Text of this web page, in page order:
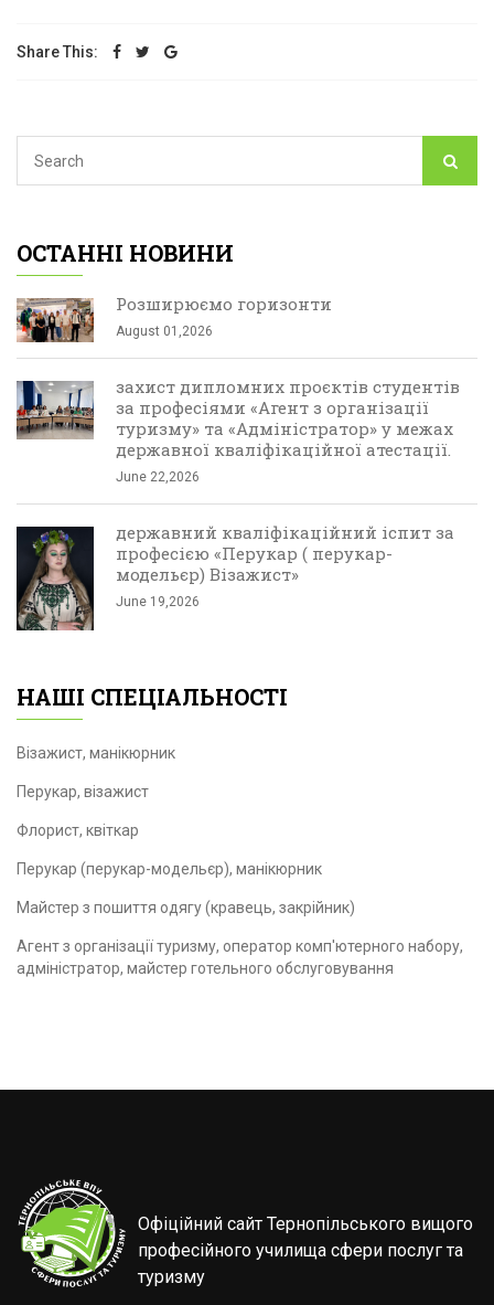
Share This:
ОСТАННІ НОВИНИ
Розширюємо горизонти
August 01,2026
захист дипломних проєктів студентів
за професіями «Агент з організації
туризму» та «Адміністратор» у межах
державної кваліфікаційної атестації.
June 22,2026
державний кваліфікаційний іспит за
професією «Перукар ( перукар-
модельєр) Візажист»
June 19,2026
НАШІ СПЕЦІАЛЬНОСТІ
Візажист, манікюрник
Перукар, візажист
Флорист, квіткар
Перукар (перукар-модельєр), манікюрник
Майстер з пошиття одягу (кравець, закрійник)
Агент з організації туризму, оператор комп'ютерного набору,
адміністратор, майстер готельного обслуговування
Офіційний сайт Тернопільського вищого
професійного училища сфери послуг та
туризму